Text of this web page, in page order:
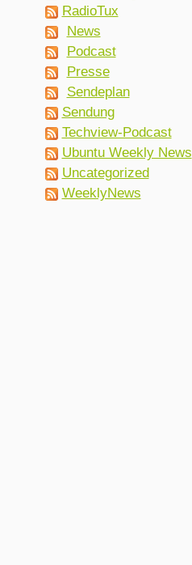
RadioTux
News
Podcast
Presse
Sendeplan
Sendung
Techview-Podcast
Ubuntu Weekly News
Uncategorized
WeeklyNews